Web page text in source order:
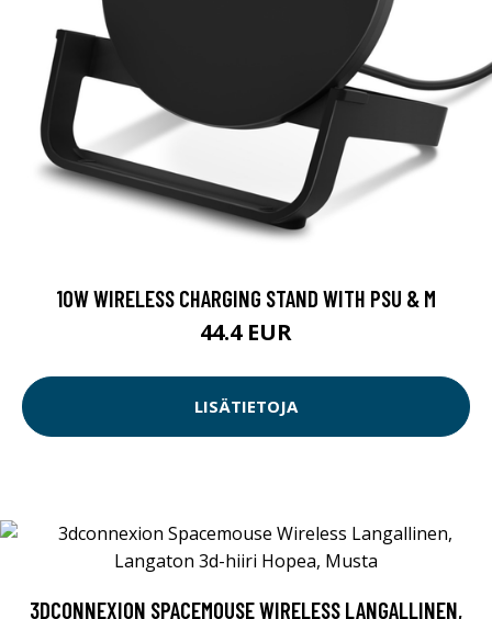
10W WIRELESS CHARGING STAND WITH PSU & M
44.4 EUR
LISÄTIETOJA
3DCONNEXION SPACEMOUSE WIRELESS LANGALLINEN,